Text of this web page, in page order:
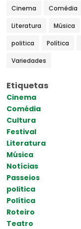
Cinema Comédia
Literatura Música
politica Política
Variedades
Etiquetas
Cinema
Comédia
Cultura
Festival
Literatura
Música
Notícias
Passeios
politica
Política
Roteiro
Teatro